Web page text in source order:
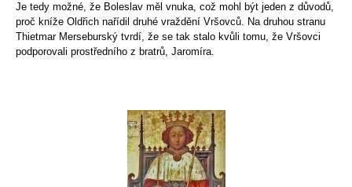
Je tedy možné, že Boleslav měl vnuka, což mohl být jeden z důvodů,
proč kníže Oldřich nařídil druhé vraždění Vršovců. Na druhou stranu
Thietmar Merseburský tvrdí, že se tak stalo kvůli tomu, že Vršovci
podporovali prostředního z bratrů, Jaromíra.